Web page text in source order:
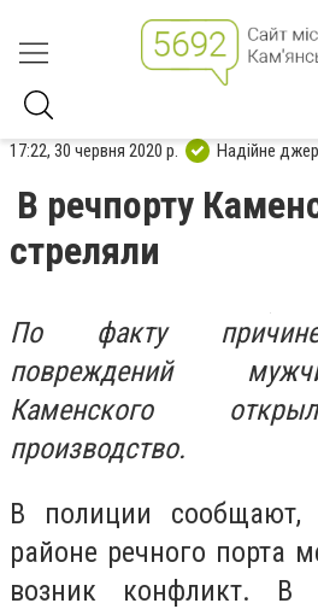
17:22, 30 червня 2020 р. Надійне
В речпорту
стреляли
По факту
повреждений
Каменского
производство.
В полиции
районе речного порта
возник конфликт. В